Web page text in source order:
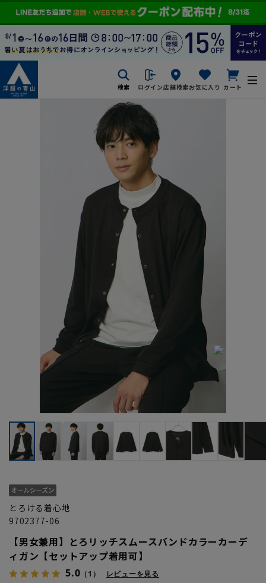
検索 ログイン店舗検索お気に入り カート
とろける着心地
9702377-06
【男女兼用】とろリッチスムースバンドカラーカーデ
ィガン【セットアップ着用可】
5.0 （1） レビューを見る